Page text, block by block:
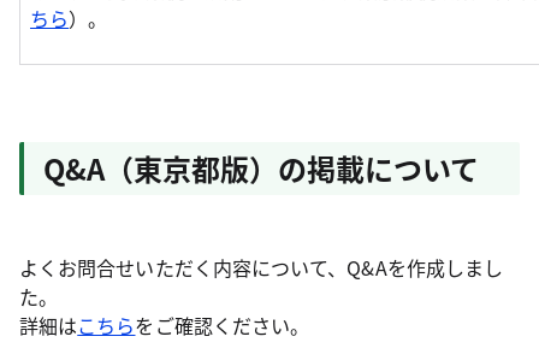
ちら）。
Q&A（東京都版）の掲載について
よくお問合せいただく内容について、Q&Aを作成しまし
た。
詳細はこちらをご確認ください。